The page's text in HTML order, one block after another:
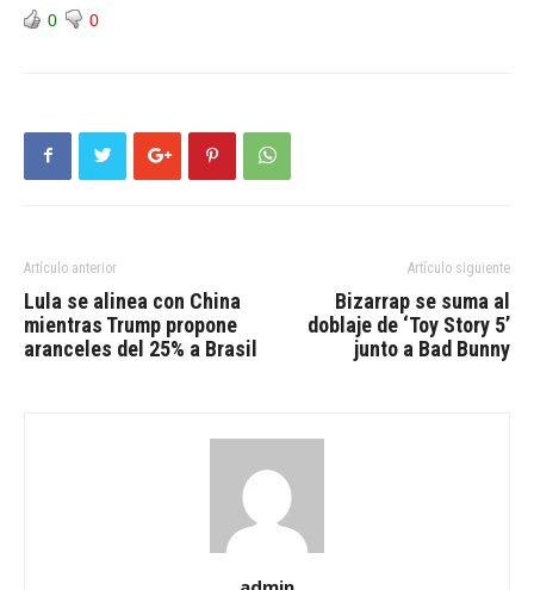
0 0
Artículo anterior
Lula se alinea con China
mientras Trump propone
aranceles del 25% a Brasil
Artículo siguiente
Bizarrap se suma al
doblaje de ‘Toy Story 5’
junto a Bad Bunny